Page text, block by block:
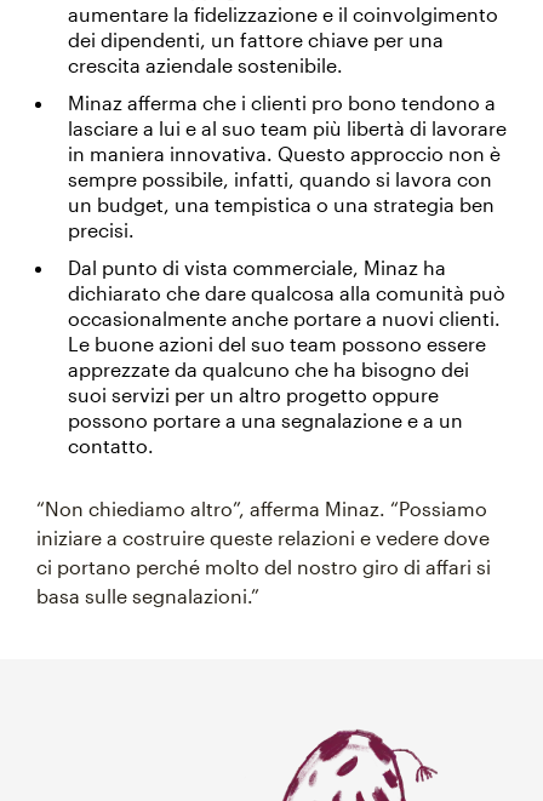
aumentare la fidelizzazione e il coinvolgimento
dei dipendenti, un fattore chiave per una
crescita aziendale sostenibile.
Minaz afferma che i clienti pro bono tendono a
lasciare a lui e al suo team più libertà di lavorare
in maniera innovativa. Questo approccio non è
sempre possibile, infatti, quando si lavora con
un budget, una tempistica o una strategia ben
precisi.
Dal punto di vista commerciale, Minaz ha
dichiarato che dare qualcosa alla comunità può
occasionalmente anche portare a nuovi clienti.
Le buone azioni del suo team possono essere
apprezzate da qualcuno che ha bisogno dei
suoi servizi per un altro progetto oppure
possono portare a una segnalazione e a un
contatto.
“Non chiediamo altro”, afferma Minaz. “Possiamo
iniziare a costruire queste relazioni e vedere dove
ci portano perché molto del nostro giro di affari si
basa sulle segnalazioni.”